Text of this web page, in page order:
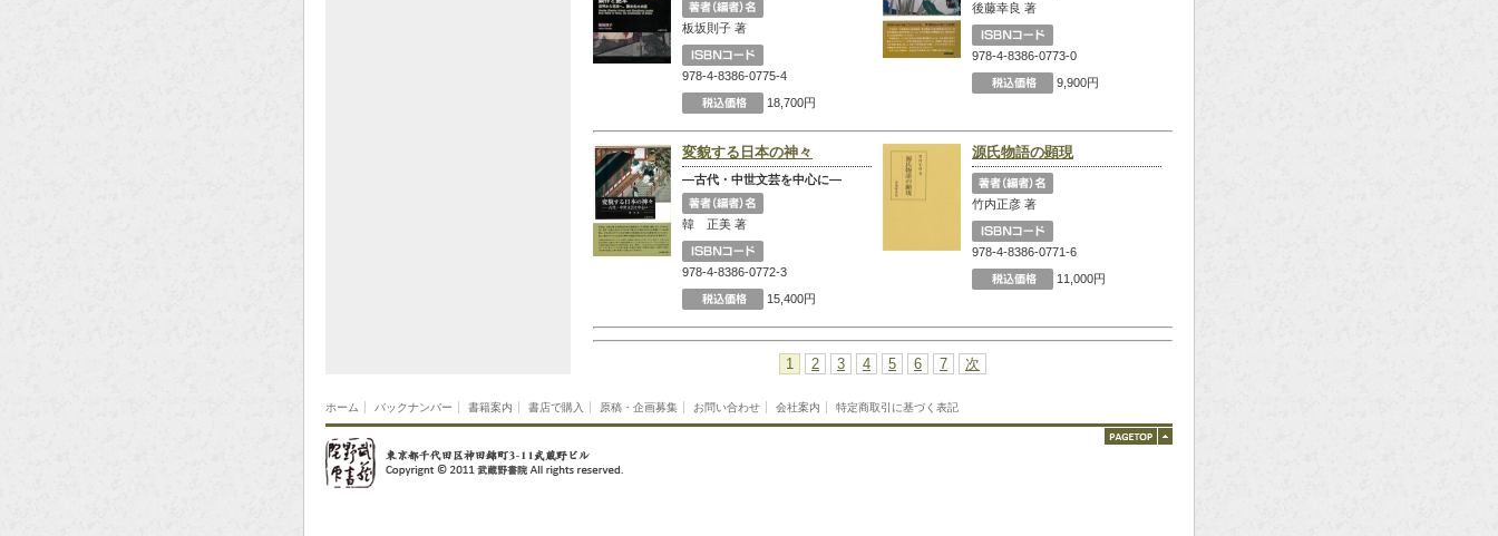
板坂則子 著
978-4-8386-0775-4
18,700円
後藤幸良 著
978-4-8386-0773-0
9,900円
変貌する日本の神々
―古代・中世文芸を中心に―
韓 正美 著
978-4-8386-0772-3
15,400円
源氏物語の顕現
竹内正彦 著
978-4-8386-0771-6
11,000円
1 2 3 4 5 6 7 次
ホーム バックナンバー 書籍案内 書店で購入 原稿・企画募集 お問い合わせ 会社案内 特定商取引に基づく表記